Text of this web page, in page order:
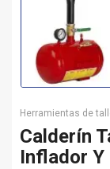
Herramientas de
Calderín
Inflador Y